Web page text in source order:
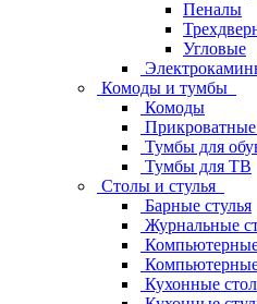
Пеналы
Угловые
Комоды и тумбы
Комоды
Тумбы для
Тумбы для ТВ
Столы и стулья
Барные стулья
Журнальные
Компьютерные
Кухонные